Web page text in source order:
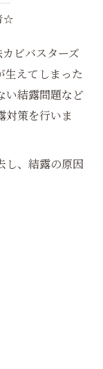
☆
ビバスターズ
生えてしまった
い結露問題など
対策を行いま
し、結露の原因